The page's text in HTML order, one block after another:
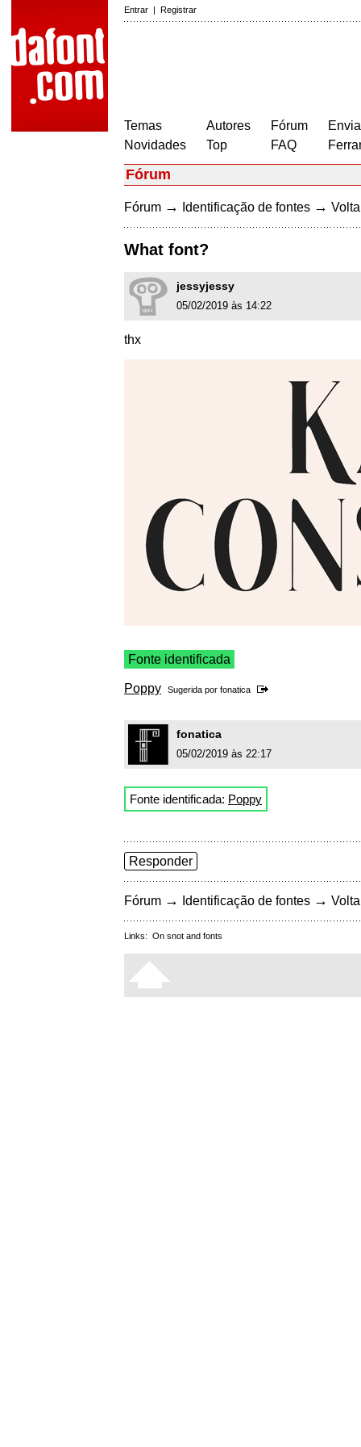
Entrar | Registrar
Temas
Novidades
Autores
Top
Fórum
FAQ
Fórum
Fórum → Identificação de fontes →
What font?
jessyjessy
05/02/2019 às 14:22
thx
Fonte identificada
Poppy Sugerida por fonatica
fonatica
05/02/2019 às 22:17
Fonte identificada: Poppy
Responder
Fórum → Identificação de fontes →
Links: On snot and fonts